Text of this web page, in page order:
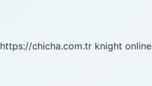
https://chicha.com.tr knight online